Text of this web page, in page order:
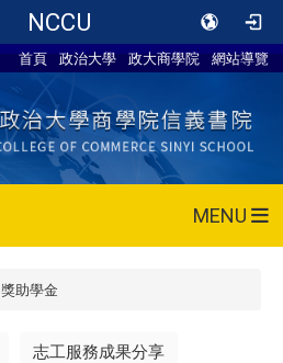
NCCU
首頁 政治大學 政大商學院 網站導覽
MENU
獎助學金
志工服務成果分享